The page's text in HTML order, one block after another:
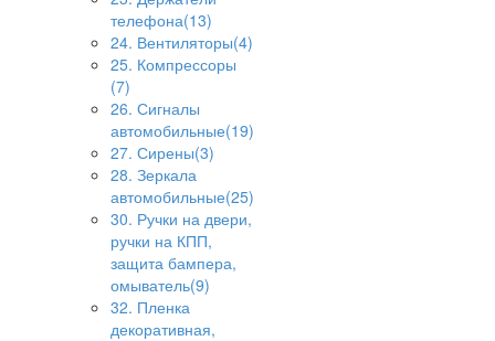
телефона(13)
24. Вентиляторы(4)
25. Компрессоры
(7)
26. Сигналы
автомобильные(19)
27. Сирены(3)
28. Зеркала
автомобильные(25)
30. Ручки на двери,
ручки на КПП,
защита бампера,
омыватель(9)
32. Пленка
декоративная,